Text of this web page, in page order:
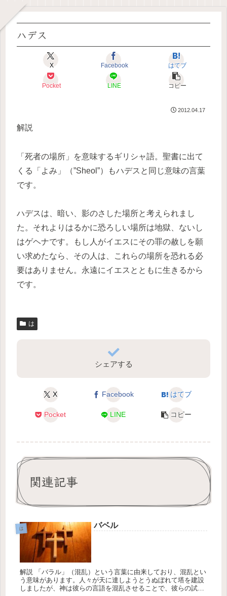
ハデス
X Facebook はてブ
Pocket LINE コピー
2012.04.17
解説
「死者の場所」を意味するギリシャ語。聖書に出て
くる「よみ」（”Sheol”）もハデスと同じ意味の言葉
です。
ハデスは、暗い、影のさした場所と考えられまし
た。それよりはるかに恐ろしい場所は地獄、ないし
はゲヘナです。もし人がイエスにその罪の赦しを願
い求めたなら、その人は、これらの場所を恐れる必
要はありません。永遠にイエスとともに生きるから
です。
は
シェアする
X Facebook はてブ
Pocket LINE コピー
関連記事
は バベル
解説 「バラル」（混乱）という言葉に由来しており、混乱とい
う意味があります。人々が天に達しようとうぬぼれて塔を建設
しましたが、神は彼らの言語を混乱させることで、彼らの試み